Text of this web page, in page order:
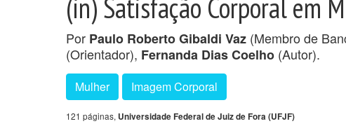
(in) Satisfação Corporal em
Por Paulo Roberto Gibaldi Vaz (Membro de
(Orientador), Fernanda Dias Coelho (Autor).
Mulher Imagem Corporal
121 páginas, Universidade Federal de Juiz de Fora (UFJF)